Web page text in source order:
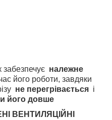
ВЕНТИЛЯЦІЙНІ
забезпечує належне
його роботи, завдяки
не перегрівається і
його довше